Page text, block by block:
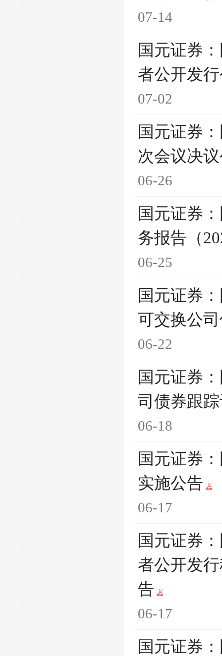
07-14
国元证券
者公开发
07-02
国元证券
次会议决
06-26
国元证券
务报告（
06-25
国元证券
可交换公
06-22
国元证券
司债券跟
06-18
国元证券
实施公告
06-17
国元证券
者公开发
告
06-17
国元证券